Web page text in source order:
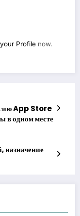
Profile now.
App Store
в одном месте
назначение